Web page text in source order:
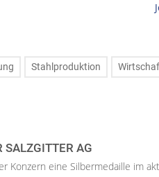
Stahlproduktion
SALZGITTER AG
Konzern eine Silbermedaille im